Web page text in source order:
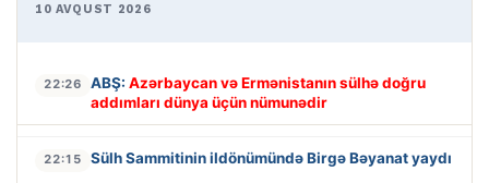
10 AVQUST 2026
22:26 ABŞ: Azərbaycan və Ermənistanın sülhə doğru
addımları dünya üçün nümunədir
22:15 Sülh Sammitinin ildönümündə Birgə Bəyanat yaydı